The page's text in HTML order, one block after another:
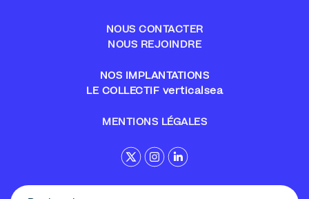
NOUS CONTACTER
NOUS REJOINDRE
NOS IMPLANTATIONS
LE COLLECTIF verticalsea
MENTIONS LÉGALES